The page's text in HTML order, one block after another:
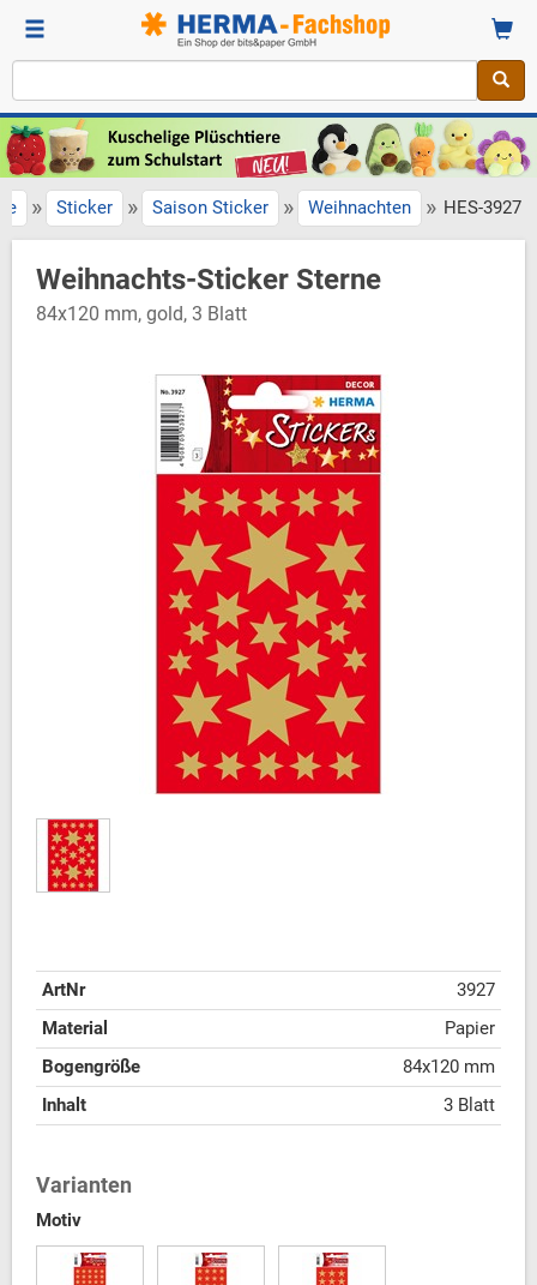
» Sticker » Saison Sticker » Weihnachten » HES-3927
Weihnachts-Sticker Sterne
84x120 mm, gold, 3 Blatt
ArtNr
3927
Material
Papier
Bogengröße
84x120 mm
Inhalt
3 Blatt
Varianten
Motiv